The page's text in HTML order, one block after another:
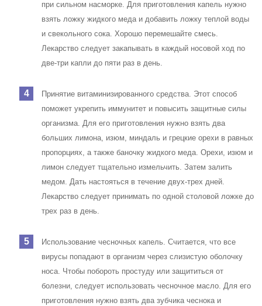
при сильном насморке. Для приготовления капель нужно
взять ложку жидкого меда и добавить ложку теплой воды
и свекольного сока. Хорошо перемешайте смесь.
Лекарство следует закапывать в каждый носовой ход по
две-три капли до пяти раз в день.
Принятие витаминизированного средства. Этот способ
поможет укрепить иммунитет и повысить защитные силы
организма. Для его приготовления нужно взять два
больших лимона, изюм, миндаль и грецкие орехи в равных
пропорциях, а также баночку жидкого меда. Орехи, изюм и
лимон следует тщательно измельчить. Затем залить
медом. Дать настояться в течение двух-трех дней.
Лекарство следует принимать по одной столовой ложке до
трех раз в день.
Использование чесночных капель. Считается, что все
вирусы попадают в организм через слизистую оболочку
носа. Чтобы побороть простуду или защититься от
болезни, следует использовать чесночное масло. Для его
приготовления нужно взять два зубчика чеснока и